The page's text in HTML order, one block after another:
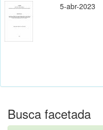
5-abr-2023
Busca facetada